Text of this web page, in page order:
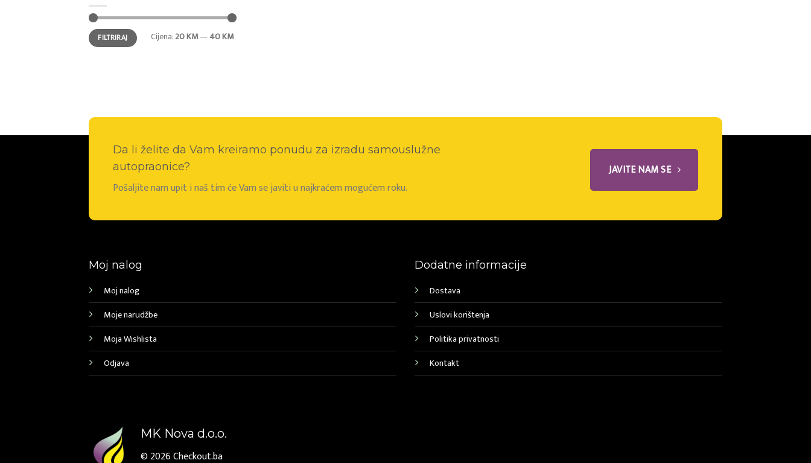
Min
cijena
Maks
cijenaFILTRIRAJ Cijena:20 KM—40 KM
Da li želite da Vam kreiramo ponudu za izradu samouslužne
autopraonice?
Pošaljite nam upit i naš tim će Vam se javiti u najkraćem mogućem roku.
JAVITE NAM SE
Moj nalog
Moj nalog
Moje narudžbe
Moja Wishlista
Odjava
Dodatne informacije
Dostava
Uslovi korištenja
Politika privatnosti
Kontakt
MK Nova d.o.o.
© 2026Checkout.ba